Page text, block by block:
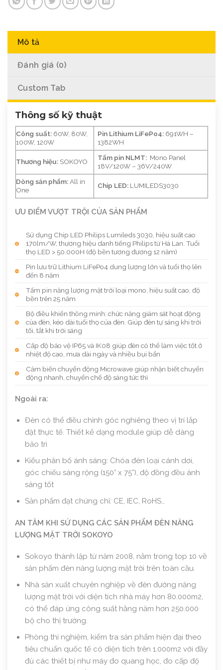
Mô tả
Đánh giá (0)
Custom Tab
Thông số kỹ thuật
Công suất: 60W, 80W,
100W, 120W
Pin Lithium LiFePo4:691WH –
1382WH
Thương hiệu: SOKOYO Tấm pin NLMT: Mono Panel
18V/120W – 36V/240W
Dòng sản phẩm:All in
One
Chip LED:LUMILEDS3030
ƯU ĐIỂM VƯỢT TRỘI CỦA SẢN PHẨM
Sử dụng Chip LED Philips Lumileds 3030, hiệu suất cao
170lm/W, thương hiệu danh tiếng Philips từ Hà Lan. Tuổi
thọ LED > 50.000H (độ bền tương đương 12 năm)
Pin lưu trữ Lithium LiFePo4 dung lượng lớn và tuổi thọ lên
đến 8 năm
Tấm pin năng lượng mặt trời loại mono, hiệu suất cao, độ
bền trên 25 năm
Bộ điều khiển thông minh: chức năng giám sát hoạt động
của đèn, kéo dài tuổi thọ của đèn. Giúp đèn tự sáng khi trời
tối, tắt khi trời sáng
Cấp độ bảo vệ IP65 và IK08 giúp đèn có thể làm việc tốt ở
nhiệt độ cao, mưa dài ngày và nhiều bụi bẩn
Cảm biến chuyển động Microwave giúp nhận biết chuyển
động nhanh, chuyển chế độ sáng tức thì
Ngoài ra:
Đèn có thể điều chỉnh góc nghiêng theo vị trí lắp
đặt thực tế. Thiết kế dạng module giúp dễ dàng
bảo trì
Kiểu phân bố ánh sáng: Chóa đèn loại cánh dơi,
góc chiếu sáng rộng (150° x 75°), độ đồng đều ánh
sáng tốt
Sản phẩm đạt chứng chỉ: CE, IEC, RoHS…
AN TÂM KHI SỬ DỤNG CÁC SẢN PHẨM ĐÈN NĂNG
LƯỢNG MẶT TRỜI SOKOYO
Sokoyo thành lập từ năm 2008, nằm trong top 10 về
sản phẩm đèn năng lượng mặt trời trên toàn cầu.
Nhà sản xuất chuyên nghiệp về đèn đường năng
lượng mặt trời với diện tích nhà máy hơn 80.000m2,
có thể đáp ứng công suất hằng năm hơn 250.000
bộ cho thị trường.
Phòng thí nghiệm, kiểm tra sản phẩm hiện đại theo
tiêu chuẩn quốc tế có diện tích trên 1.000m2 với đầy
đủ các thiết bị như máy đo quang học, đo cấp độ